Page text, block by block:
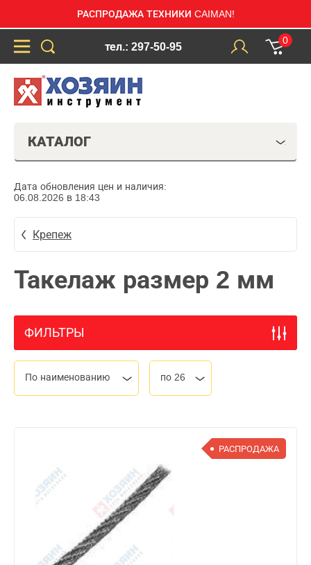
РАСПРОДАЖА ТЕХНИКИ CAIMAN!
тел.: 297-50-95
0
КАТАЛОГ
Дата обновления цен и наличия:
06.08.2026 в 18:43
Крепеж
Такелаж размер 2 мм
ФИЛЬТРЫ
По наименованию по 26
РАСПРОДАЖА